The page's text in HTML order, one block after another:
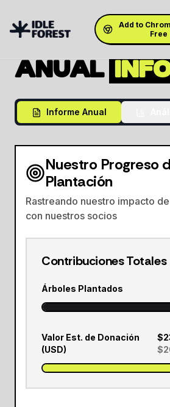
Add to
Free
ANUAL
Informe Anual
Nuestro Progreso
Plantación
Rastreando nuestro impacto
con nuestros socios
Contribuciones Totales
Árboles Plantados
Valor Est. de Donación
(USD)
$
$